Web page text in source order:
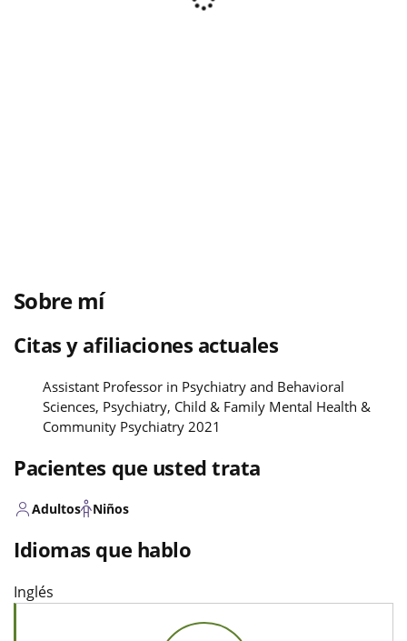
Sobre mí
Citas y afiliaciones actuales
Assistant Professor in Psychiatry and Behavioral
Sciences, Psychiatry, Child & Family Mental Health &
Community Psychiatry 2021
Pacientes que usted trata
Adultos Niños
Idiomas que hablo
Inglés